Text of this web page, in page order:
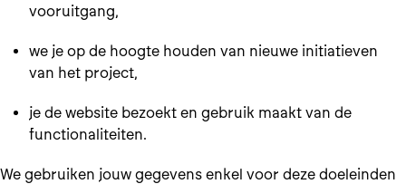
vooruitgang,
we je op de hoogte houden van nieuwe initiatieven
van het project,
je de website bezoekt en gebruik maakt van de
functionaliteiten.
We gebruiken jouw gegevens enkel voor deze doeleinden